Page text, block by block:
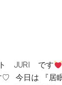
ト JURI です
♡ 今日は 『居